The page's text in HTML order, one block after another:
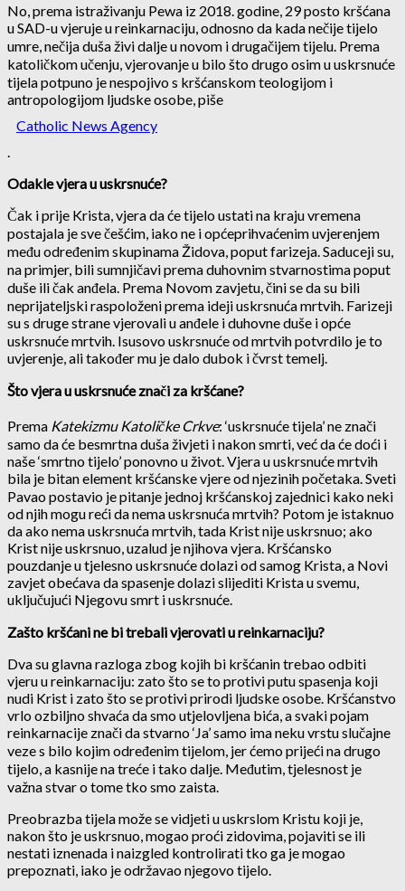
No, prema istraživanju Pewa iz 2018. godine, 29 posto kršćana
u SAD-u vjeruje u reinkarnaciju, odnosno da kada nečije tijelo
umre, nečija duša živi dalje u novom i drugačijem tijelu. Prema
katoličkom učenju, vjerovanje u bilo što drugo osim u uskrsnuće
tijela potpuno je nespojivo s kršćanskom teologijom i
antropologijom ljudske osobe, piše
Catholic News Agency
Odakle vjera u uskrsnuće?
Čak i prije Krista, vjera da će tijelo ustati na kraju vremena
postajala je sve češćim, iako ne i općeprihvaćenim uvjerenjem
među određenim skupinama Židova, poput farizeja. Saduceji su,
na primjer, bili sumnjičavi prema duhovnim stvarnostima poput
duše ili čak anđela. Prema Novom zavjetu, čini se da su bili
neprijateljski raspoloženi prema ideji uskrsnuća mrtvih. Farizeji
su s druge strane vjerovali u anđele i duhovne duše i opće
uskrsnuće mrtvih. Isusovo uskrsnuće od mrtvih potvrdilo je to
uvjerenje, ali također mu je dalo dubok i čvrst temelj.
Što vjera u uskrsnuće znači za kršćane?
Prema Katekizmu Katoličke Crkve: ‘uskrsnuće tijela’ ne znači
samo da će besmrtna duša živjeti i nakon smrti, već da će doći i
naše ‘smrtno tijelo’ ponovno u život. Vjera u uskrsnuće mrtvih
bila je bitan element kršćanske vjere od njezinih početaka. Sveti
Pavao postavio je pitanje jednoj kršćanskoj zajednici kako neki
od njih mogu reći da nema uskrsnuća mrtvih? Potom je istaknuo
da ako nema uskrsnuća mrtvih, tada Krist nije uskrsnuo; ako
Krist nije uskrsnuo, uzalud je njihova vjera. Kršćansko
pouzdanje u tjelesno uskrsnuće dolazi od samog Krista, a Novi
zavjet obećava da spasenje dolazi slijediti Krista u svemu,
uključujući Njegovu smrt i uskrsnuće.
Zašto kršćani ne bi trebali vjerovati u reinkarnaciju?
Dva su glavna razloga zbog kojih bi kršćanin trebao odbiti
vjeru u reinkarnaciju: zato što se to protivi putu spasenja koji
nudi Krist i zato što se protivi prirodi ljudske osobe. Kršćanstvo
vrlo ozbiljno shvaća da smo utjelovljena bića, a svaki pojam
reinkarnacije znači da stvarno ‘Ja’ samo ima neku vrstu slučajne
veze s bilo kojim određenim tijelom, jer ćemo prijeći na drugo
tijelo, a kasnije na treće i tako dalje. Međutim, tjelesnost je
važna stvar o tome tko smo zaista.
Preobrazba tijela može se vidjeti u uskrslom Kristu koji je,
nakon što je uskrsnuo, mogao proći zidovima, pojaviti se ili
nestati iznenada i naizgled kontrolirati tko ga je mogao
prepoznati, iako je održavao njegovo tijelo.